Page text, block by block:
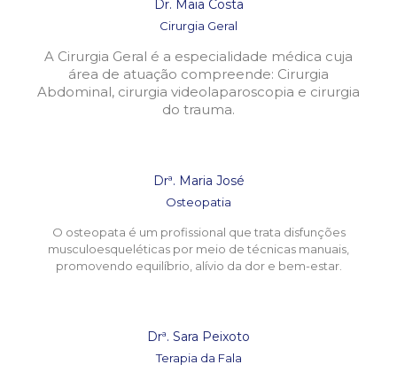
Dr. Maia Costa
Cirurgia Geral
A Cirurgia Geral é a especialidade médica cuja
área de atuação compreende: Cirurgia
Abdominal, cirurgia videolaparoscopia e cirurgia
do trauma.
Drª. Maria José
Osteopatia
O osteopata é um profissional que trata disfunções
musculoesqueléticas por meio de técnicas manuais,
promovendo equilíbrio, alívio da dor e bem-estar.
Drª. Sara Peixoto
Terapia da Fala